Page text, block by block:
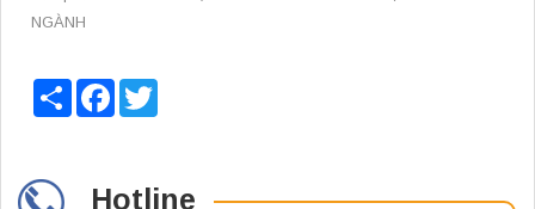
NGÀNH
Share Facebook
Hotline